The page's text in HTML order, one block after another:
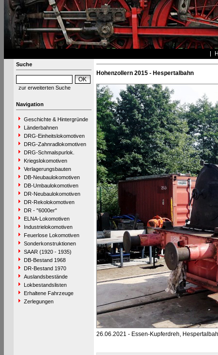
Suche
zur erweiterten Suche
Navigation
Geschichte & Hintergründe
Länderbahnen
DRG-Einheitslokomotiven
DRG-Zahnradlokomotiven
DRG-Schmalspurlok.
Kriegslokomotiven
Verlagerungsbauten
DB-Neubaulokomotiven
DB-Umbaulokomotiven
DR-Neubaulokomotiven
DR-Rekolokomotiven
DR - "6000er"
ELNA-Lokomotiven
Industrielokomotiven
Feuerlose Lokomotiven
Sonderkonstruktionen
SAAR (1920 - 1935)
DB-Bestand 1968
DR-Bestand 1970
Auslandsbestände
Lokbestandslisten
Erhaltene Fahrzeuge
Zerlegungen
Hohenzollern 2015 - Hespertalbahn
26.06.2021 - Essen-Kupferdreh,